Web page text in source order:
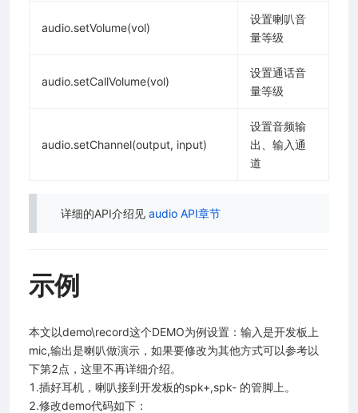
audio.setVolume(vol)
设置喇叭音
量等级
audio.setCallVolume(vol)
设置通话音
量等级
audio.setChannel(output, input)
设置音频输
出、输入通
道
详细的API介绍见 audio API章节
示例
本文以demo\record这个DEMO为例设置：输入是开发板上
mic,输出是喇叭做演示，如果要修改为其他方式可以参考以
下第2点，这里不再详细介绍。
1.插好耳机，喇叭接到开发板的spk+,spk- 的管脚上。
2.修改demo代码如下：